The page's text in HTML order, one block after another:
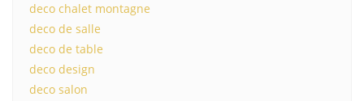
deco chalet montagne
deco de salle
deco de table
deco design
deco salon